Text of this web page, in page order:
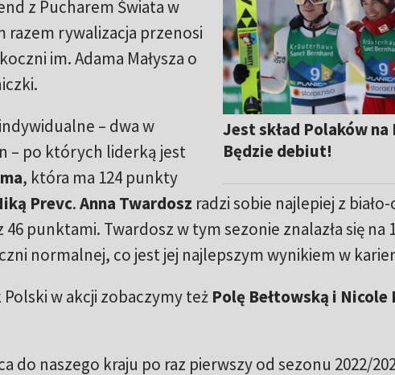
Jest skład Polaków na
Będzie debiut!
z Pucharem Świata w
razem rywalizacja przenosi
im. Adama Małysza o
– dwa w
– po których liderką jest
, która ma 124 punkty
Prevc.Anna Twardosz radzi sobie najlepiej z
46 punktami. Twardosz w tym sezonie znalazła się na
normalnej, co jest jej najlepszym wynikiem w
w akcji zobaczymy też Polę Bełtowską i Nicole
do naszego kraju po raz pierwszy od sezonu 2022/